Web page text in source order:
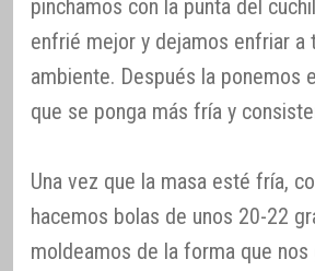
pinchamos con la punta del
enfrié mejor y dejamos enfriar a
ambiente. Después la ponemos
que se ponga más fría y
Una vez que la masa esté fría,
hacemos bolas de unos 20-22
moldeamos de la forma que nos